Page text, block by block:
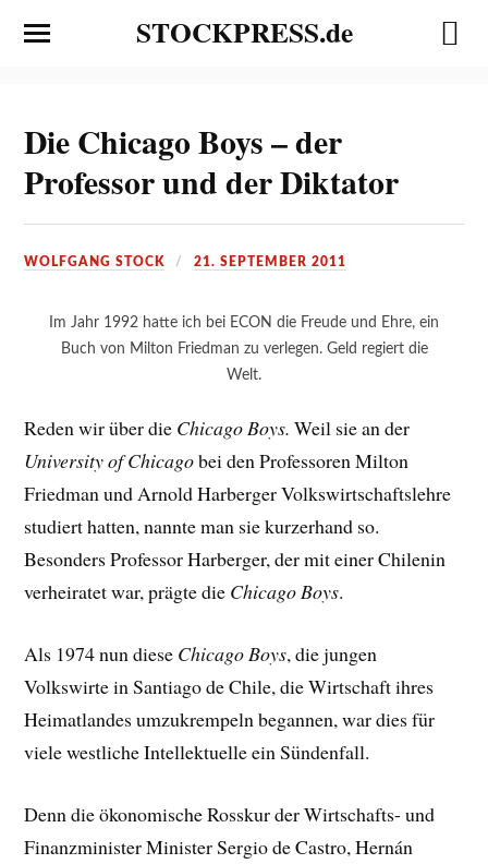
STOCKPRESS.de
Die Chicago Boys – der
Professor und der Diktator
WOLFGANG STOCK 21. SEPTEMBER 2011
Im Jahr 1992 hatte ich bei ECON die Freude und Ehre, ein
Buch von Milton Friedman zu verlegen. Geld regiert die
Welt.
Reden wir über die Chicago Boys.Weil sie an der
University of Chicagobei den Professoren Milton
Friedman und Arnold Harberger Volkswirtschaftslehre
studiert hatten, nannte man sie kurzerhand so.
Besonders Professor Harberger, der mit einer Chilenin
verheiratet war, prägte die Chicago Boys.
Als 1974 nun diese Chicago Boys, die jungen
Volkswirte in Santiago de Chile, die Wirtschaft ihres
Heimatlandes umzukrempeln begannen, war dies für
viele westliche Intellektuelle ein Sündenfall.
Denn die ökonomische Rosskur der Wirtschafts- und
Finanzminister Minister Sergio de Castro, Hernán